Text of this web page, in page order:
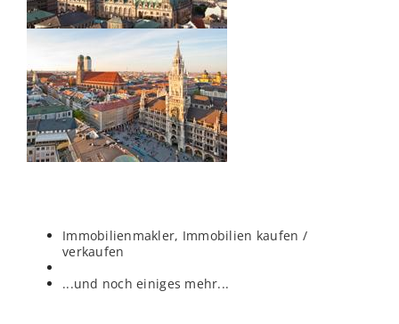
Immobilienmakler, Immobilien kaufen /
verkaufen
...und noch einiges mehr...